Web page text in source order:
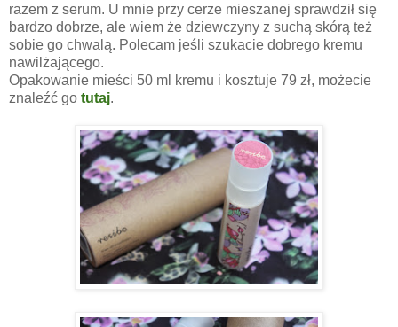
razem z serum. U mnie przy cerze mieszanej sprawdził się
bardzo dobrze, ale wiem że dziewczyny z suchą skórą też
sobie go chwalą. Polecam jeśli szukacie dobrego kremu
nawilżającego.
Opakowanie mieści 50 ml kremu i kosztuje 79 zł, możecie
znaleźć go tutaj.